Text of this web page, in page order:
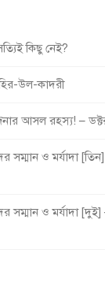
কিছু নেই?
উল-কাদরী
আসল রহস্য! –
সম্মান ও মর্যাদা
সম্মান ও মর্যাদা